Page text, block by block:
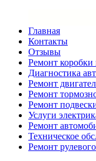
Главная
Контакты
Отзывы
Ремонт коробки
Диагностика
Ремонт
Ремонт
Ремонт
Услуги
Ремонт
Техническое
Ремонт